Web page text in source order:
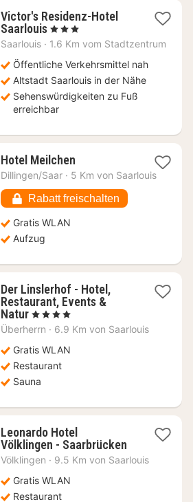
Victor's Residenz-Hotel
Saarlouis1
Nacht
75,11
€
, 3 Sterne
Saarlouis · 1.6 Km vom Stadtzentrum
Öffentliche Verkehrsmittel nah
Altstadt Saarlouis in der Nähe
Sehenswürdigkeiten zu Fuß
erreichbar
Hotel Meilchen1
Nacht
86,63
€
Dillingen/Saar · 5 Km von Saarlouis
Rabatt freischalten
Gratis WLAN
Aufzug
Der Linslerhof - Hotel,
Restaurant, Events &
Natur1
Nacht
94,02
€
, 4 Sterne
Überherrn · 6.9 Km von Saarlouis
Gratis WLAN
Restaurant
Sauna
Leonardo Hotel
Völklingen - Saarbrücken1
Nacht
Völklingen · 9.5 Km von Saarlouis
Gratis WLAN
Restaurant